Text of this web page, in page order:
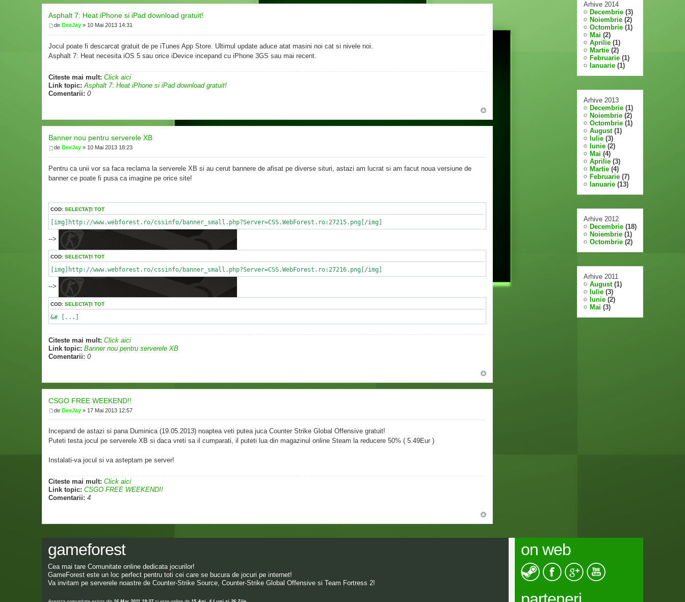
Asphalt 7: Heat iPhone si iPad download gratuit!
de DeeJay » 10 Mai 2013 14:31
Jocul poate fi descarcat gratuit de pe iTunes App Store. Ultimul update aduce atat masini noi cat si nivele noi.
Asphalt 7: Heat necesita iOS 5 sau orice iDevice incepand cu iPhone 3GS sau mai recent.
Citeste mai mult: Click aici
Link topic: Asphalt 7: Heat iPhone si iPad download gratuit!
Comentarii: 0
Banner nou pentru serverele XB
de DeeJay » 10 Mai 2013 18:23
Pentru ca unii vor sa faca reclama la serverele XB si au cerut bannere de afisat pe diverse situri, astazi am lucrat si am facut noua versiune de
banner ce poate fi pusa ca imagine pe orice site!
COD: SELECTAŢI TOT
[img]http://www.webforest.ro/cssinfo/banner_small.php?Server=CSS.WebForest.ro:27215.png[/img]
-->
COD: SELECTAŢI TOT
[img]http://www.webforest.ro/cssinfo/banner_small.php?Server=CSS.WebForest.ro:27216.png[/img]
-->
COD: SELECTAŢI TOT
&# [...]
Citeste mai mult: Click aici
Link topic: Banner nou pentru serverele XB
Comentarii: 0
CSGO FREE WEEKEND!!
de DeeJay » 17 Mai 2013 12:57
Incepand de astazi si pana Duminica (19.05.2013) noaptea veti putea juca Counter Strike Global Offensive gratuit!
Puteti testa jocul pe serverele XB si daca vreti sa il cumparati, il puteti lua din magazinul online Steam la reducere 50% ( 5.49Eur )
Instalati-va jocul si va asteptam pe server!
Citeste mai mult: Click aici
Link topic: CSGO FREE WEEKEND!!
Comentarii: 4
Arhive 2014
Decembrie (3)
Noiembrie (2)
Octombrie (1)
Mai (2)
Aprilie (1)
Martie (2)
Februarie (1)
Ianuarie (1)
Arhive 2013
Decembrie (1)
Noiembrie (2)
Octombrie (1)
August(1)
Iulie (3)
Iunie (2)
Mai (4)
Aprilie (3)
Martie (4)
Februarie (7)
Ianuarie (13)
Arhive 2012
Decembrie (18)
Noiembrie (1)
Octombrie (2)
Arhive 2011
August(1)
Iulie (3)
Iunie (2)
Mai (3)
gameforest
Cea mai tare Comunitate online dedicata jocurilor!
GameForest este un loc perfect pentru toti cei care se bucura de jocuri pe internet!
Va invitam pe serverele noastre de Counter-Strike Source, Counter-Strike Global Offensive si Team Fortress 2!
on web